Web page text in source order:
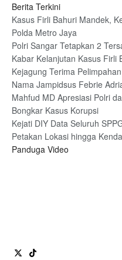
Berita Terkini
Kasus Firli Bahuri Mandek,
Polda Metro Jaya
Polri Sangar Tetapkan 2
Kabar Kelanjutan Kasus Firli
Kejagung Terima
Nama Jampidsus Febrie
Mahfud MD Apresiasi Polri
Bongkar Kasus Korupsi
Kejati DIY Data Seluruh
Petakan Lokasi hingga
Panduga Video